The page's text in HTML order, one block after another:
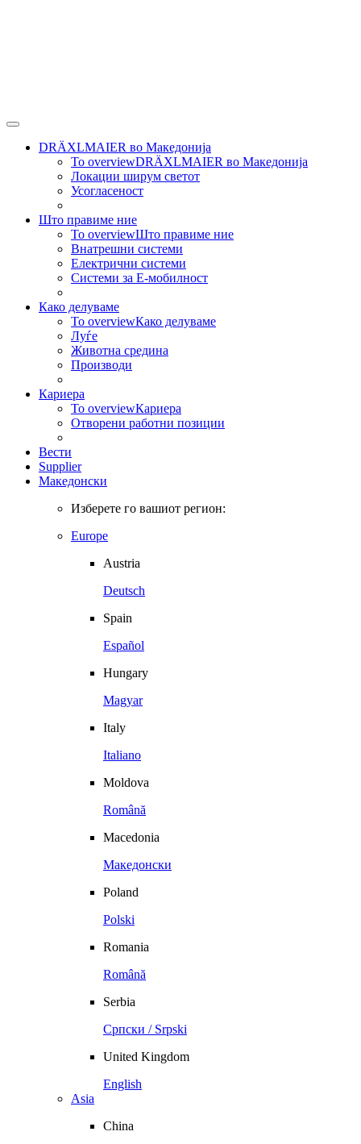
DRÄXLMAIER во Македонија
To overviewDRÄXLMAIER во Македонија
Локации ширум светот
Усогласеност
Што правиме ние
To overviewШто правиме ние
Внатрешни системи
Електрични системи
Системи за Е-мобилност
Како делуваме
To overviewКако делуваме
Луѓе
Животна средина
Производи
Кариера
To overviewКариера
Отворени работни позиции
Вести
Supplier
Македонски
Изберете го вашиот регион:
Europe
Austria
Deutsch
Spain
Español
Hungary
Magyar
Italy
Italiano
Moldova
Română
Macedonia
Македонски
Poland
Polski
Romania
Română
Serbia
Српски / Srpski
United Kingdom
English
Asia
China